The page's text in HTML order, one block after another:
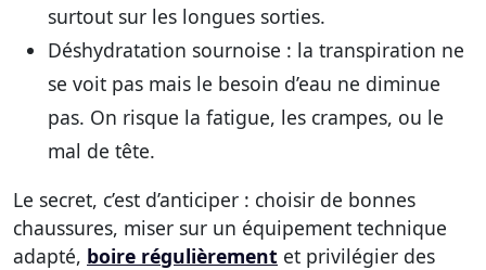
surtout sur les longues sorties.
Déshydratation sournoise : la transpiration ne
se voit pas mais le besoin d’eau ne diminue
pas. On risque la fatigue, les crampes, ou le
mal de tête.
Le secret, c’est d’anticiper : choisir de bonnes
chaussures, miser sur un équipement technique
adapté, boire régulièrement et privilégier des